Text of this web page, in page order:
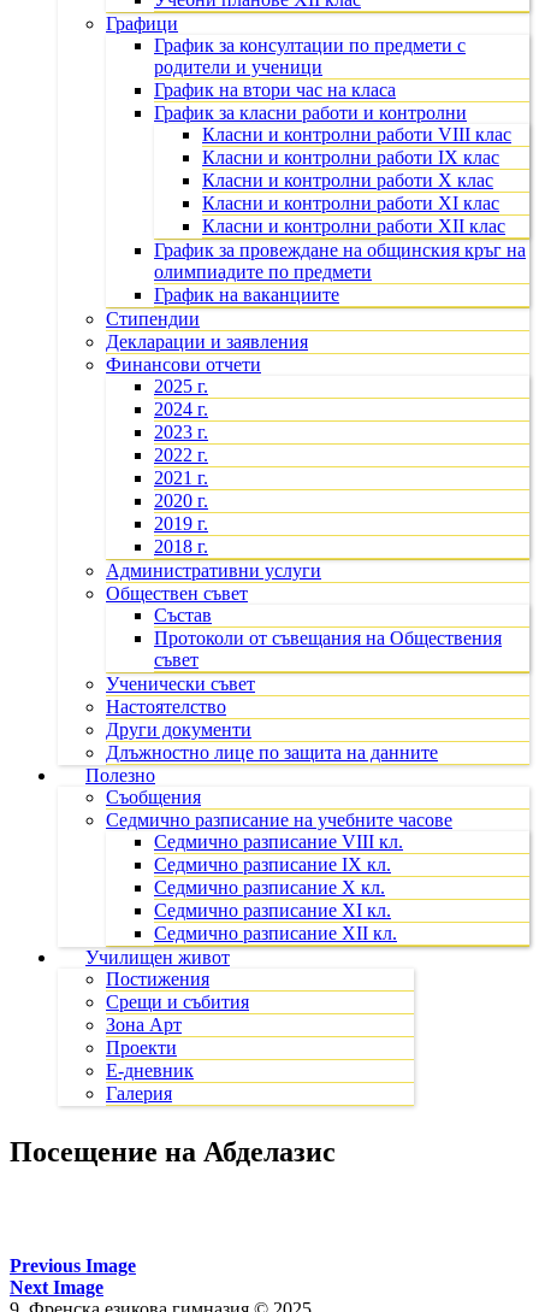
Графици
График за консултации по предмети с
родители и ученици
График на втори час на класа
График за класни работи и контролни
Класни и контролни работи VIII клас
Класни и контролни работи IX клас
Класни и контролни работи X клас
Класни и контролни работи XI клас
Класни и контролни работи XII клас
График за провеждане на общинския кръг на
олимпиадите по предмети
График на ваканциите
Стипендии
Декларации и заявления
Финансови отчети
2025 г.
2024 г.
2023 г.
2022 г.
2021 г.
2020 г.
2019 г.
2018 г.
Административни услуги
Обществен съвет
Състав
Протоколи от съвещания на Обществения
съвет
Ученически съвет
Настоятелство
Други документи
Длъжностно лице по защита на данните
Полезно
Съобщения
Седмично разписание на учебните часове
Седмично разписание VIII кл.
Седмично разписание IX кл.
Седмично разписание X кл.
Седмично разписание XI кл.
Седмично разписание XII кл.
Училищен живот
Постижения
Срещи и събития
Зона Арт
Проекти
Е-дневник
Галерия
Посещение на Абделазис
Previous Image
Next Image